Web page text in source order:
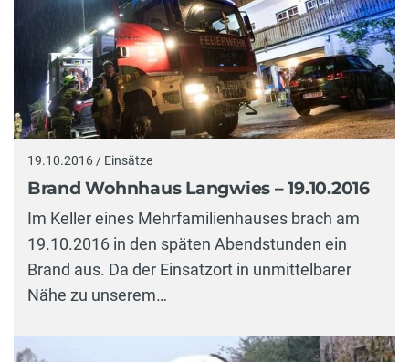
19.10.2016 / Einsätze
Brand Wohnhaus Langwies – 19.10.2016
Im Keller eines Mehrfamilienhauses brach am
19.10.2016 in den späten Abendstunden ein
Brand aus. Da der Einsatzort in unmittelbarer
Nähe zu unserem…